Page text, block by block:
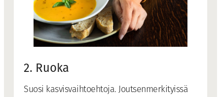
2. Ruoka
Suosi kasvisvaihtoehtoja. Joutsenmerkityissä